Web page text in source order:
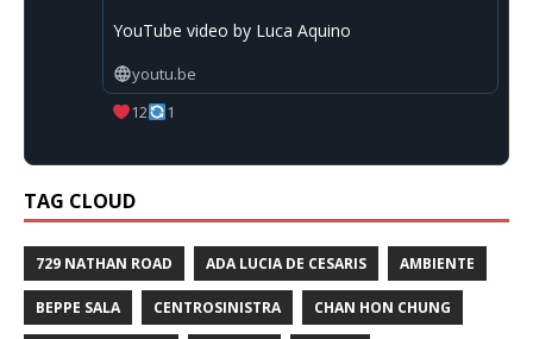
YouTube video by Luca Aquino
youtu.be
12
1
TAG CLOUD
729 NATHAN ROAD ADA LUCIA DE CESARIS AMBIENTE
BEPPE SALA CENTROSINISTRA CHAN HON CHUNG